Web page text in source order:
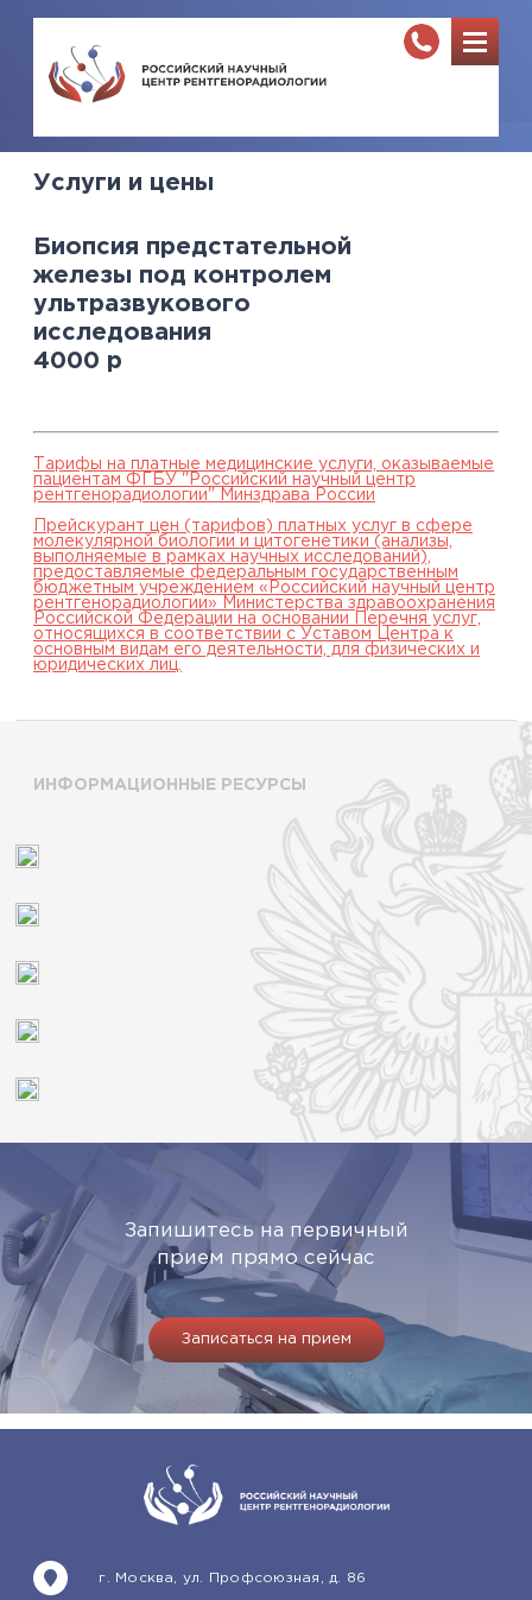
Услуги и цены
Биопсия предстательной
железы под контролем
ультразвукового
исследования
4000 р
Тарифы на платные медицинские услуги, оказываемые
пациентам ФГБУ "Российский научный центр
рентгенорадиологии" Минздрава России
Прейскурант цен (тарифов) платных услуг в сфере
молекулярной биологии и цитогенетики (анализы,
выполняемые в рамках научных исследований),
предоставляемые федеральным государственным
бюджетным учреждением «Российский научный центр
рентгенорадиологии» Министерства здравоохранения
Российской Федерации на основании Перечня услуг,
относящихся в соответствии с Уставом Центра к
основным видам его деятельности, для физических и
юридических лиц.
ИНФОРМАЦИОННЫЕ РЕСУРСЫ
Запишитесь на первичный
прием прямо сейчас
Записаться на прием
г. Москва, ул. Профсоюзная, д. 86